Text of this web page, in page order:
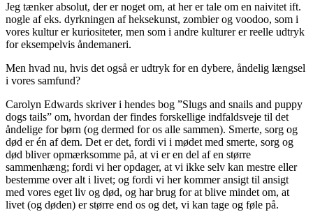
Jeg tænker absolut, der er noget om, at her er tale om en naivitet ift.
nogle af eks. dyrkningen af heksekunst, zombier og voodoo, som i
vores kultur er kuriositeter, men som i andre kulturer er reelle udtryk
for eksempelvis åndemaneri.
Men hvad nu, hvis det også er udtryk for en dybere, åndelig længsel
i vores samfund?
Carolyn Edwards skriver i hendes bog ”Slugs and snails and puppy
dogs tails” om, hvordan der findes forskellige indfaldsveje til det
åndelige for børn (og dermed for os alle sammen). Smerte, sorg og
død er én af dem. Det er det, fordi vi i mødet med smerte, sorg og
død bliver opmærksomme på, at vi er en del af en større
sammenhæng; fordi vi her opdager, at vi ikke selv kan mestre eller
bestemme over alt i livet; og fordi vi her kommer ansigt til ansigt
med vores eget liv og død, og har brug for at blive mindet om, at
livet (og døden) er større end os og det, vi kan tage og føle på.